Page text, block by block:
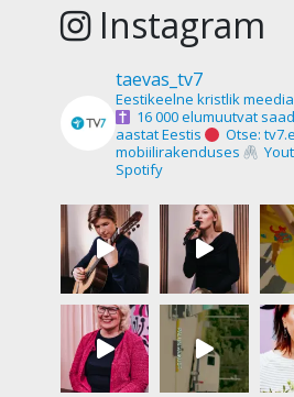
Instagram
taevas_tv7
Eestikeelne kristlik
16 000 elumuutvat
aastat Eestis
Otse:
mobiilirakenduses
Spotify